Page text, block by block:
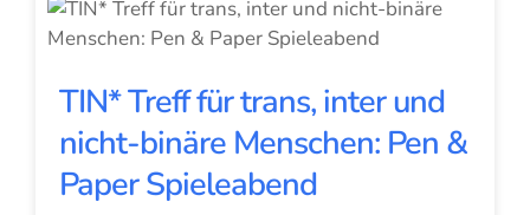
TIN* Treff für trans, inter und
nicht-binäre Menschen: Pen &
Paper Spieleabend